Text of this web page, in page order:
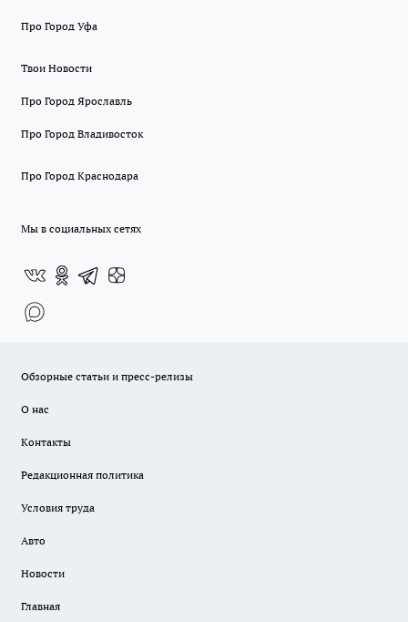
Про Город Уфа
Твои Новости
Про Город Ярославль
Про Город Владивосток
Про Город Краснодара
Мы в социальных сетях
Обзорные статьи и пресс-релизы
О нас
Контакты
Редакционная политика
Условия труда
Авто
Новости
Главная